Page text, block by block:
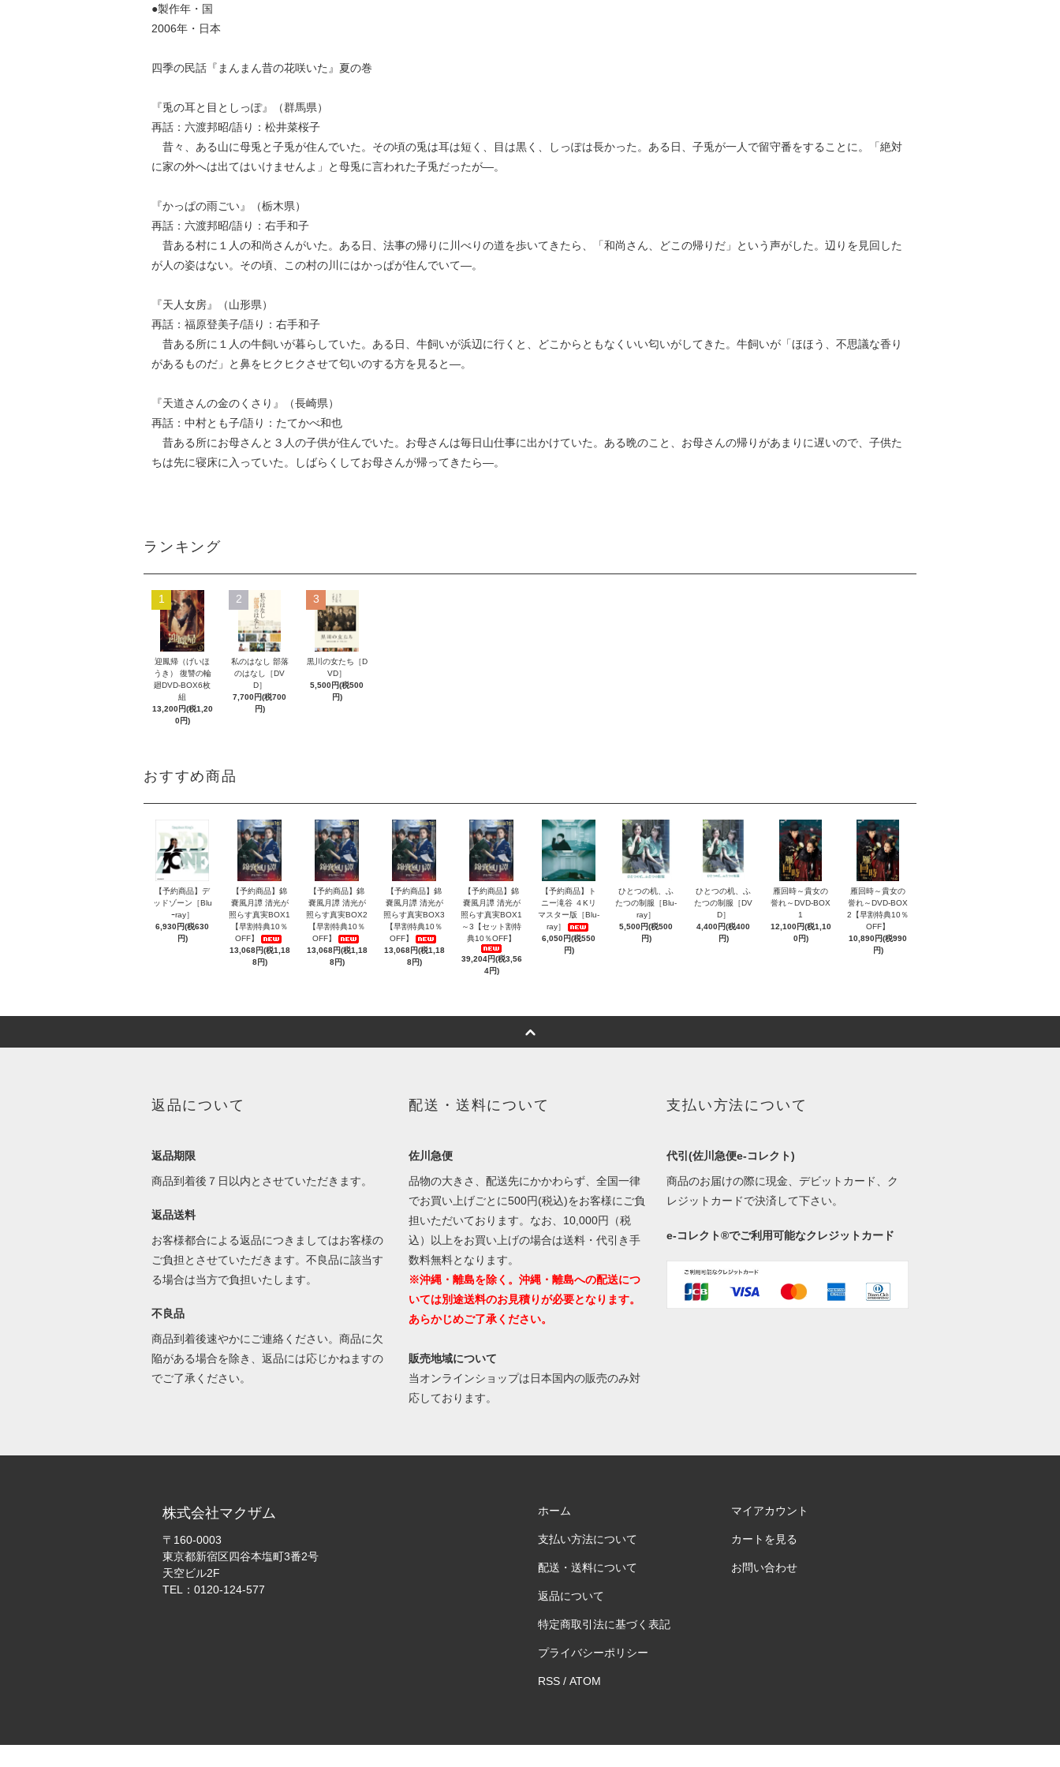
●製作年・国
2006年・日本
四季の民話『まんまん昔の花咲いた』夏の巻
『兎の耳と目としっぽ』（群馬県）
再話：六渡邦昭/語り：松井菜桜子
昔々、ある山に母兎と子兎が住んでいた。その頃の兎は耳は短く、目は黒く、しっぽは長かった。ある日、子兎が一人で留守番をすることに。「絶対
に家の外へは出てはいけませんよ」と母兎に言われた子兎だったが―。
『かっぱの雨ごい』（栃木県）
再話：六渡邦昭/語り：右手和子
昔ある村に１人の和尚さんがいた。ある日、法事の帰りに川べりの道を歩いてきたら、「和尚さん、どこの帰りだ」という声がした。辺りを見回した
が人の姿はない。その頃、この村の川にはかっぱが住んでいて―。
『天人女房』（山形県）
再話：福原登美子/語り：右手和子
昔ある所に１人の牛飼いが暮らしていた。ある日、牛飼いが浜辺に行くと、どこからともなくいい匂いがしてきた。牛飼いが「ほほう、不思議な香り
があるものだ」と鼻をヒクヒクさせて匂いのする方を見ると―。
『天道さんの金のくさり』（長崎県）
再話：中村とも子/語り：たてかべ和也
昔ある所にお母さんと３人の子供が住んでいた。お母さんは毎日山仕事に出かけていた。ある晩のこと、お母さんの帰りがあまりに遅いので、子供た
ちは先に寝床に入っていた。しばらくしてお母さんが帰ってきたら―。
ランキング
1
迎鳳帰（げいほ
うき） 復讐の輪
廻DVD-BOX6枚
組
13,200円(税1,20
0円)
2
私のはなし 部落
のはなし［DV
D］
7,700円(税700
円)
3
黒川の女たち［D
VD］
5,500円(税500
円)
おすすめ商品
【予約商品】デ
ッドゾーン［Blu
ｰray］
6,930円(税630
円)
【予約商品】錦
嚢風月譚 清光が
照らす真実BOX1
【早割特典10％
OFF】
13,068円(税1,18
8円)
【予約商品】錦
嚢風月譚 清光が
照らす真実BOX2
【早割特典10％
OFF】
13,068円(税1,18
8円)
【予約商品】錦
嚢風月譚 清光が
照らす真実BOX3
【早割特典10％
OFF】
13,068円(税1,18
8円)
【予約商品】錦
嚢風月譚 清光が
照らす真実BOX1
～3【セット割特
典10％OFF】
39,204円(税3,56
4円)
【予約商品】ト
ニー滝谷 ４Kリ
マスター版［Blu-
ray］
6,050円(税550
円)
ひとつの机、ふ
たつの制服［Blu-
ray］
5,500円(税500
円)
ひとつの机、ふ
たつの制服［DV
D］
4,400円(税400
円)
雁回時～貴女の
誉れ～DVD-BOX
1
12,100円(税1,10
0円)
雁回時～貴女の
誉れ～DVD-BOX
2【早割特典10％
OFF】
10,890円(税990
円)
返品について
返品期限
商品到着後７日以内とさせていただきます。
返品送料
お客様都合による返品につきましてはお客様の
ご負担とさせていただきます。不良品に該当す
る場合は当方で負担いたします。
不良品
商品到着後速やかにご連絡ください。商品に欠
陥がある場合を除き、返品には応じかねますの
でご了承ください。
配送・送料について
佐川急便
品物の大きさ、配送先にかかわらず、全国一律
でお買い上げごとに500円(税込)をお客様にご負
担いただいております。なお、10,000円（税
込）以上をお買い上げの場合は送料・代引き手
数料無料となります。
※沖縄・離島を除く。沖縄・離島への配送につ
いては別途送料のお見積りが必要となります。
あらかじめご了承ください。
販売地域について
当オンラインショップは日本国内の販売のみ対
応しております。
支払い方法について
代引(佐川急便e-コレクト)
商品のお届けの際に現金、デビットカード、ク
レジットカードで決済して下さい。
e-コレクト®でご利用可能なクレジットカード
株式会社マクザム
〒160-0003
東京都新宿区四谷本塩町3番2号
天空ビル2F
TEL：0120-124-577
ホーム
支払い方法について
配送・送料について
返品について
特定商取引法に基づく表記
プライバシーポリシー
RSS/ ATOM
マイアカウント
カートを見る
お問い合わせ